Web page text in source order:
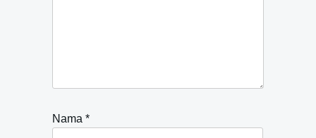
Nama *